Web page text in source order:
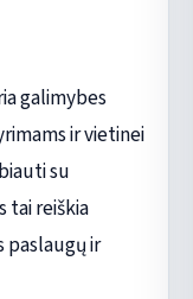
galimybes
ir vietinei
su
tai reiškia
paslaugų ir